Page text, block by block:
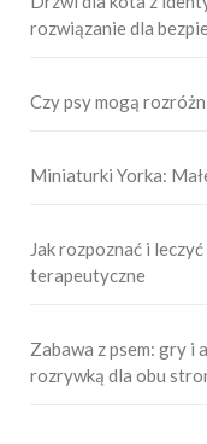
rozwiązanie dla
Czy psy mogą
Miniaturki Yorka:
Jak rozpoznać i
terapeutyczne
Zabawa z psem: gry i
rozrywką dla obu